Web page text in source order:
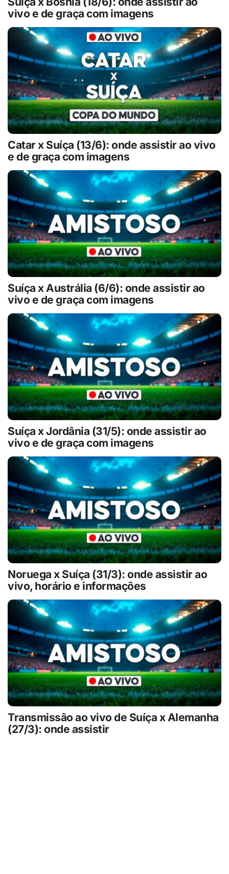
vivo e de graça com imagens
Catar x Suíça (13/6): onde assistir ao vivo
e de graça com imagens
Suíça x Austrália (6/6): onde assistir ao
vivo e de graça com imagens
Suíça x Jordânia (31/5): onde assistir ao
vivo e de graça com imagens
Noruega x Suíça (31/3): onde assistir ao
vivo, horário e informações
Transmissão ao vivo de Suíça x Alemanha
(27/3): onde assistir